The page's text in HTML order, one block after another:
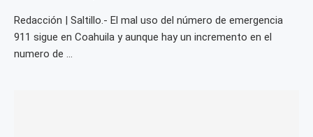
Redacción | Saltillo.- El mal uso del número de emergencia
911 sigue en Coahuila y aunque hay un incremento en el
numero de …